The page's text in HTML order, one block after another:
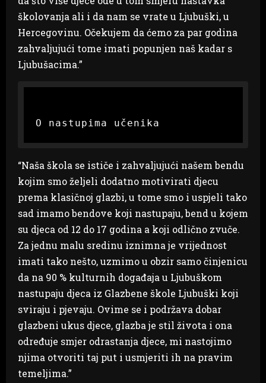
školovanja ali i da nam se vrate u Ljubuški, u
Hercegovinu. Očekujem da ćemo za par godina
zahvaljujući tome imati popunjen naš kadar s
Ljubušacima.”
O nastupima učenika
“Naša škola se ističe i zahvaljujući našem bendu
kojim smo željeli dodatno motivirati djecu
prema klasičnoj glazbi, u tome smo i uspjeli tako
sad imamo bendove koji nastupaju, bend u kojem
su djeca od 12 do 17 godina a koji odlično zvuče.
Za jednu malu sredinu iznimna je vrijednost
imati tako nešto, uzmimo u obzir samo činjenicu
da na 90 % kulturnih događaja u Ljubuškom
nastupaju djeca iz Glazbene škole Ljubuški koji
sviraju i pjevaju. Ovime se i podržava dobar
glazbeni ukus djece, glazba je stil života i ona
određuje smjer odrastanja djece, mi nastojimo
njima otvoriti taj put i usmjeriti ih na pravim
temeljima.”